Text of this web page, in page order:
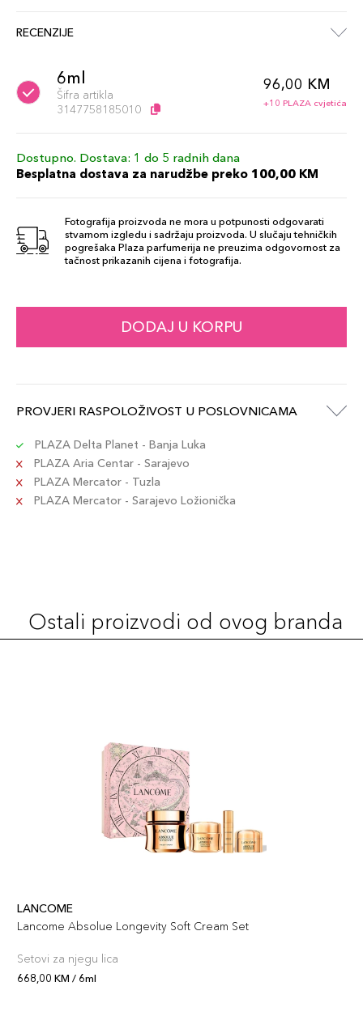
RECENZIJE
6ml
Šifra artikla
3147758185010
96,00 KM
+10 PLAZA cvjetića
Dostupno. Dostava: 1 do 5 radnih dana
Besplatna dostava za narudžbe preko 100,00 KM
Fotografija proizvoda ne mora u potpunosti odgovarati
stvarnom izgledu i sadržaju proizvoda. U slučaju tehničkih
pogrešaka Plaza parfumerija ne preuzima odgovornost za
tačnost prikazanih cijena i fotografija.
DODAJ U KORPU
PROVJERI RASPOLOŽIVOST U POSLOVNICAMA
PLAZA Delta Planet - Banja Luka
PLAZA Aria Centar - Sarajevo
PLAZA Mercator - Tuzla
PLAZA Mercator - Sarajevo Ložionička
Ostali proizvodi od ovog branda
LANCOME
Lancome Absolue Longevity Soft Cream Set
Setovi za njegu lica
668,00 KM / 6ml